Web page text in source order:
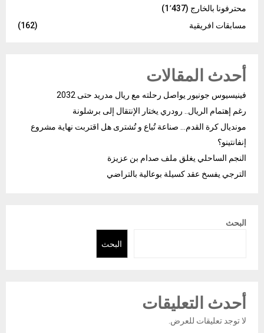
محترفونا بالخارج (1٬437)
مسابقات افريقية
(162)
أحدث المقالات
فينيسيوس جونيور يواصل رحلته مع ريال مدريد حتى 2032
رغم إهتمام الريال.. رودري يختار الإنتقال إلى برشلونة
مونديال كرة القدم… صناعة تُباع و تُشترى هل اقتربت نهاية مشروع
إنفانتينو؟
النجم الساحلي يغلق ملف صدام بن عزيزة
الترجي يفسخ عقد كسيلة بوعالية بالتراضي
البحث
البحث
أحدث التعليقات
لا توجد تعليقات للعرض.